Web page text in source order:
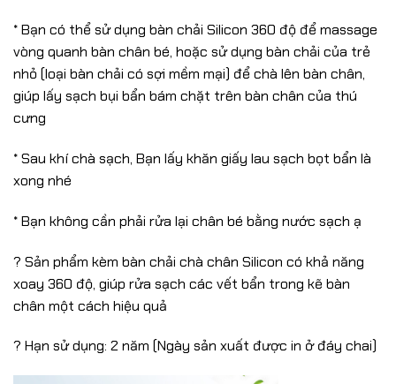
* Bạn có thể sử dụng bàn chải Silicon 360 độ để massage
vòng quanh bàn chân bé, hoặc sử dụng bàn chải của trẻ
nhỏ (loại bàn chải có sợi mềm mại) để chà lên bàn chân,
giúp lấy sạch bụi bẩn bám chặt trên bàn chân của thú
cưng
* Sau khí chà sạch, Bạn lấy khăn giấy lau sạch bọt bẩn là
xong nhé
* Bạn không cần phải rửa lại chân bé bằng nước sạch ạ
? Sản phẩm kèm bàn chải chà chân Silicon có khả năng
xoay 360 độ, giúp rửa sạch các vết bẩn trong kẽ bàn
chân một cách hiệu quả
? Hạn sử dụng: 2 năm (Ngày sản xuất được in ở đáy chai)